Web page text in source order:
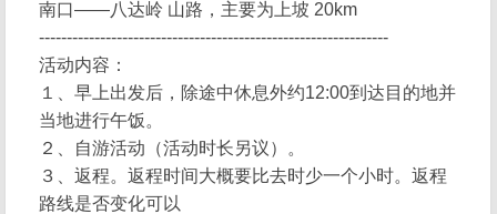
南口——八达岭 山路，主要为上坡 20km
---------------------------------------------------------------
活动内容：
１、早上出发后，除途中休息外约12:00到达目的地并
当地进行午饭。
２、自游活动（活动时长另议）。
３、返程。返程时间大概要比去时少一个小时。返程
路线是否变化可以